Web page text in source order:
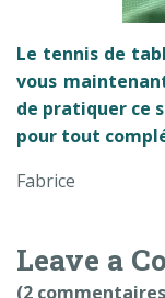
Le tennis de
vous
de pratiquer ce
pour tout
Fabrice
Leave a
(2